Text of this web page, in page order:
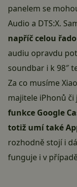
panelem se
Audio a DTS:X.
napříč celou
audiu opravdu
soundbar i k 98″
Za co musíme
majitele iPhonů
funkce Google
totiž umí také
rozhodně stojí i
funguje i v